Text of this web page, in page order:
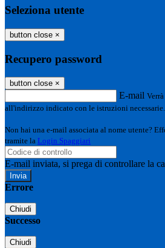
Seleziona utente
button close ×
Recupero password
button close ×
E-mail
all'indirizzo indicato con le istruzioni necessarie.
Non hai una e-mail associata al nome utente?
tramite la Login Spaggiari
E-mail inviata, si prega di controllare la
Errore
Chiudi
Successo
Chiudi